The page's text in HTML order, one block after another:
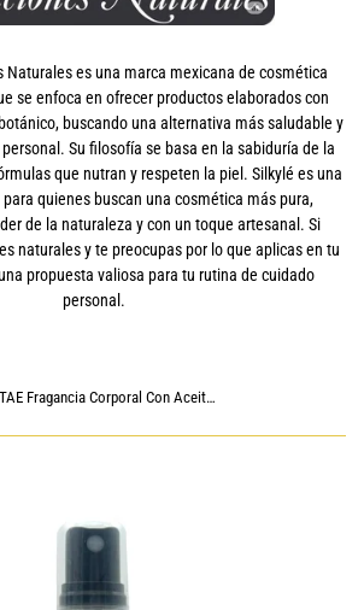
Naturales es una marca mexicana de cosmética
se enfoca en ofrecer productos elaborados con
buscando una alternativa más saludable y
Su filosofía se basa en la sabiduría de la
que nutran y respeten la piel. Silkylé es una
quienes buscan una cosmética más pura,
de la naturaleza y con un toque artesanal. Si
naturales y te preocupas por lo que aplicas en tu
propuesta valiosa para tu rutina de cuidado
personal.
▶ OLEUM VITAE Fragancia Corporal Con Aceite esencial De Geranio Vainilla 60ml